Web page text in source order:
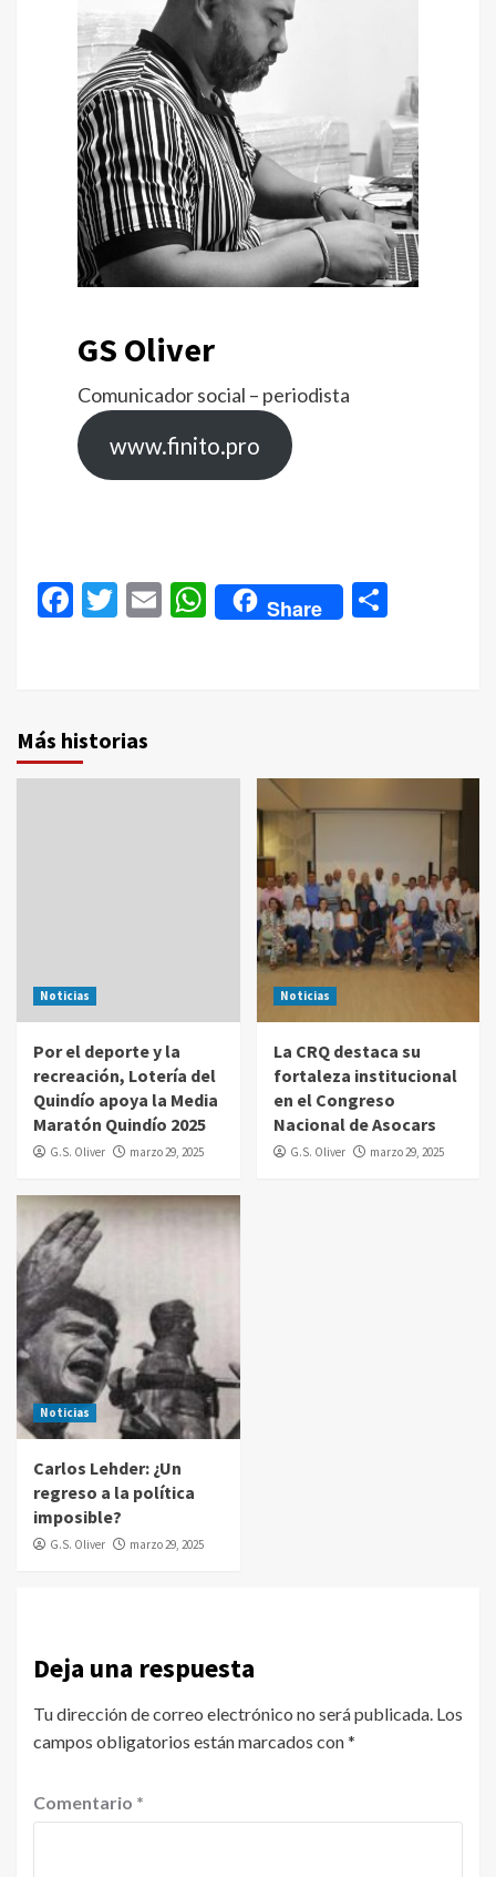
GS Oliver
Comunicador social – periodista
www.finito.pro
Facebook
Twitter
EmailWhatsApp
Share
Más historias
Noticias
Por el deporte y la
recreación, Lotería del
Quindío apoya la Media
Maratón Quindío 2025
G.S. Oliver marzo 29, 2025
Noticias
La CRQ destaca su
fortaleza institucional
en el Congreso
Nacional de Asocars
G.S. Oliver marzo 29, 2025
Noticias
Carlos Lehder: ¿Un
regreso a la política
imposible?
G.S. Oliver marzo 29, 2025
Deja una respuesta
Tu dirección de correo electrónico no será publicada. Los
campos obligatorios están marcados con*
Comentario *